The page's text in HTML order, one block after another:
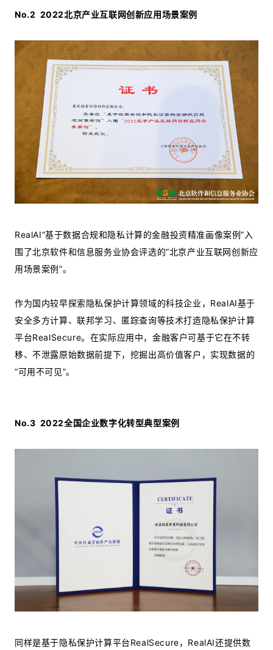
No.2 2022北京产业互联网创新应用场景案例
RealAI“基于数据合规和隐私计算的金融投资精准画像案例”入
围了北京软件和信息服务业协会评选的“北京产业互联网创新应
用场景案例”。
作为国内较早探索隐私保护计算领域的科技企业，RealAI基于
安全多方计算、联邦学习、匿踪查询等技术打造隐私保护计算
平台RealSecure。在实际应用中，金融客户可基于它在不转
移、不泄露原始数据前提下，挖掘出高价值客户，实现数据的
“可用不可见”。
No.3 2022全国企业数字化转型典型案例
同样是基于隐私保护计算平台RealSecure，RealAI还提供数